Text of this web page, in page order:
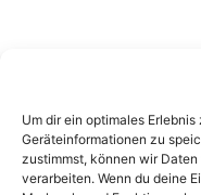
Um dir ein optimales
Geräteinformationen zu
zustimmst, können wir
verarbeiten. Wenn du deine